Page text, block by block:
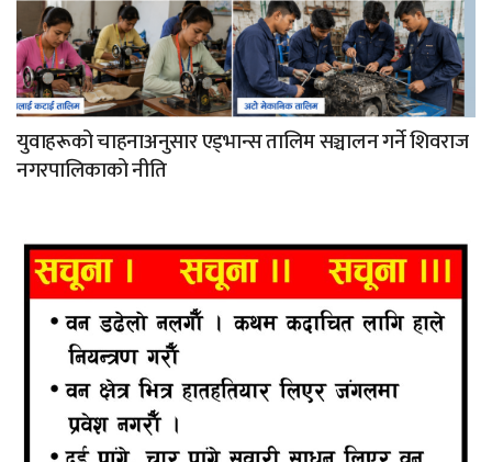
युवाहरूको चाहनाअनुसार एड्भान्स तालिम सञ्चालन गर्ने शिवराज
नगरपालिकाको नीति